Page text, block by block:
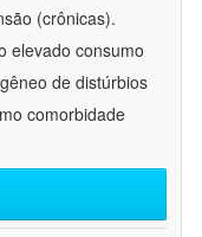
(crônicas).
elevado consumo
de distúrbios
comorbidade